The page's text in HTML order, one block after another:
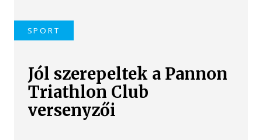
SPORT
Jól szerepeltek a Pannon
Triathlon Club
versenyzői